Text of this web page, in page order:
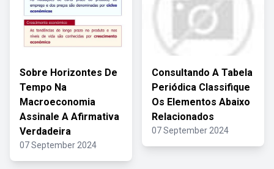
Sobre Horizontes De
Tempo Na
Macroeconomia
Assinale A Afirmativa
Verdadeira
07 September 2024
Consultando A Tabela
Periódica Classifique
Os Elementos Abaixo
Relacionados
07 September 2024